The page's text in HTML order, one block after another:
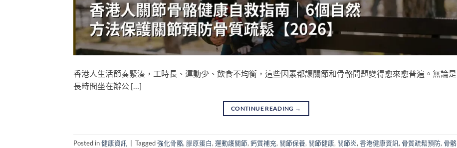
香港人生活節奏緊湊，工時長、運動少、飲食不均衡，這些因素都讓關節和骨骼問題變得愈來愈普遍。無論是
長時間坐在辦公 […]
CONTINUE READING →
Posted in健康資訊 Tagged強化骨骼, 膠原蛋白, 運動護關節, 鈣質補充, 關節保養, 關節健康, 關節炎, 香港健康資訊, 骨質疏鬆預防, 骨骼